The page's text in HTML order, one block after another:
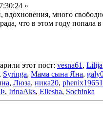
»
много
что в этом году
этот пост: vesna61 , Lilija
, Syringa, Мама сына Яна,
, Люза, ника20,
, IrinaAks, Ellesha, Sochinka